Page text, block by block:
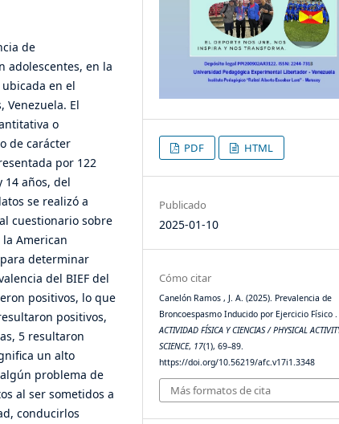
de
adolescentes, en la
ubicada en el
Venezuela. El
o
de carácter
por 122
14 años, del
se realizó a
cuestionario sobre
American
determinar
del BIEF del
positivos, lo que
positivos,
5 resultaron
un alto
problema de
al ser sometidos a
conducirlos
PDF HTML
Publicado
2025-01-10
Cómo citar
Canelón Ramos , J. A. (2025). Prevalencia de
Broncoespasmo Inducido por Ejercicio Físico .
ACTIVIDAD FÍSICA Y CIENCIAS / PHYSICAL
SCIENCE, 17(1), 69–89.
https://doi.org/10.56219/afc.v17i1.3348
Más formatos de cita